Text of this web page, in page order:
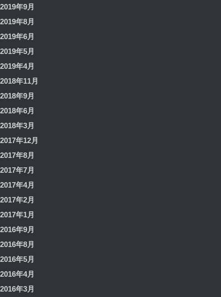
2019年9月
2019年8月
2019年6月
2019年5月
2019年4月
2018年11月
2018年9月
2018年6月
2018年3月
2017年12月
2017年8月
2017年7月
2017年4月
2017年2月
2017年1月
2016年9月
2016年8月
2016年5月
2016年4月
2016年3月